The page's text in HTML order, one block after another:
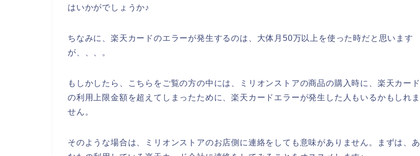
はいかがでしょうか♪
ちなみに、楽天カードのエラーが発生するのは、大体月50万以上を使った時だと思います
が、、、。
もしかしたら、こちらをご覧の方の中には、ミリオンストアの商品の購入時に、楽天カード
の利用上限金額を超えてしまったために、楽天カードエラーが発生した人もいるかもしれま
せん。
そのような場合は、ミリオンストアのお店側に連絡をしても意味がありません。まずは、あ